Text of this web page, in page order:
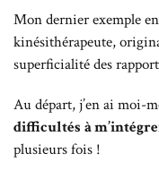
Mon dernier exemple
kinésithérapeute,
superficialité des
Au départ, j’en ai moi-
difficultés à
plusieurs fois !